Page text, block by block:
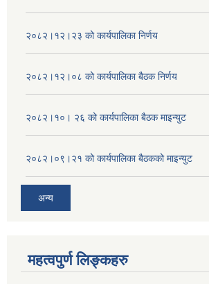
२०८२।१२।२३ को कार्यपालिका निर्णय
२०८२।१२।०८ को कार्यपालिका बैठक निर्णय
२०८२।१०। २६ को कार्यपालिका बैठक माइन्युट
२०८२।०९।२१ को कार्यपालिका बैठकको माइन्युट
अन्य
महत्वपुर्ण लिङ्कहरु